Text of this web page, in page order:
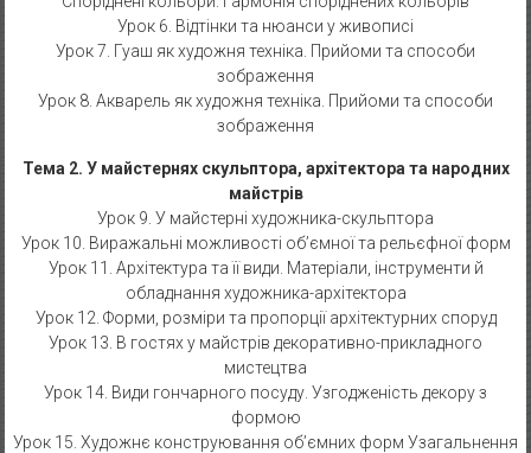
Урок 6. Відтінки та нюанси у живописі
Урок 7. Гуаш як художня техніка. Прийоми та способи
зображення
Урок 8. Акварель як художня техніка. Прийоми та способи
зображення
Тема 2. У майстернях скульптора, архітектора та народних
майстрів
Урок 9. У майстерні художника-скульптора
Урок 10. Виражальні можливості об’ємної та рельєфної форм
Урок 11. Архітектура та її види. Матеріали, інструменти й
обладнання художника-архітектора
Урок 12. Форми, розміри та пропорції архітектурних споруд
Урок 13. В гостях у майстрів декоративно-прикладного
мистецтва
Урок 14. Види гончарного посуду. Узгодженість декору з
формою
Урок 15. Художнє конструювання об’ємних форм Узагальнення